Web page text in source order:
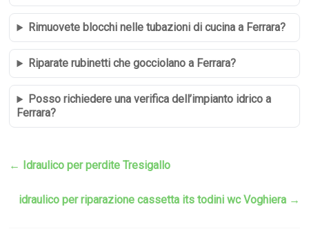
Rimuovete blocchi nelle tubazioni di cucina a Ferrara?
Riparate rubinetti che gocciolano a Ferrara?
Posso richiedere una verifica dell’impianto idrico a
Ferrara?
← Idraulico per perdite Tresigallo
idraulico per riparazione cassetta its todini wc Voghiera →